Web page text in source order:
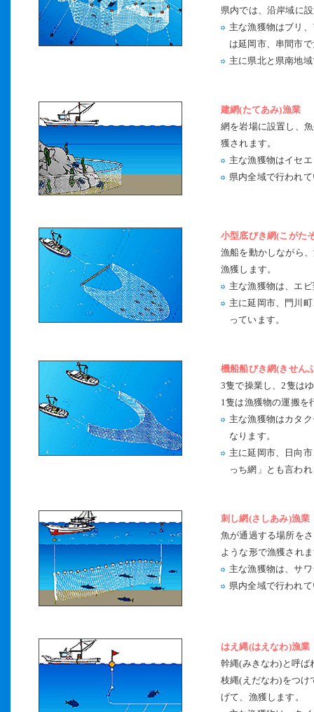
県内では、沿岸域に
主な漁獲物はブリ
は延岡市、串間市
主に県北と県南地
建網(たてあみ)漁業
網を岩場に設置し、
獲されます。
主な漁獲物はイセ
県内全域で行われ
小型底びき網(こがた
漁船を動かしながら
漁獲します。
主な漁獲物は、エ
主に延岡市、門川
っています。
機船船びき網(きせん
3隻で操業し、2隻は
1隻は漁獲物の運搬を
主な漁獲物はカタ
なります。
主に延岡市、日向
っち網」とも言わ
刺し網(さしあみ)漁業
魚が通過する場所を
ような形で漁獲され
主な漁獲物は、サ
県内全域で行われ
はえ縄(はえなわ)漁業
幹縄(みきなわ)と呼ば
枝縄(えだなわ)をつけ
げて、漁獲します。